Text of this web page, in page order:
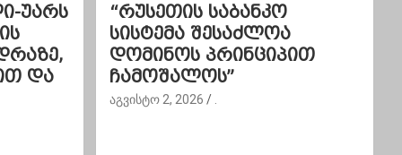
უარს
და
“რუსეთის საბანკო
სისტემა შესაძლოა
დომინოს პრინციპით
ჩამოშალოს”
აგვისტო 2, 2026